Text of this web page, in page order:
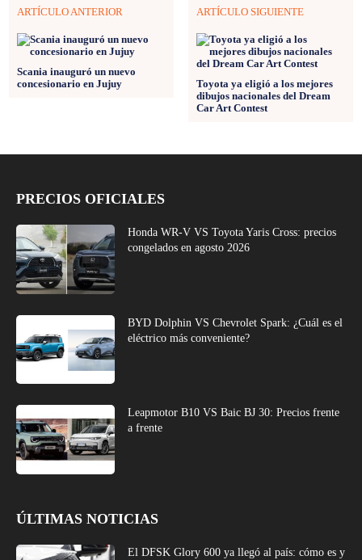
ARTÍCULO ANTERIOR
Scania inauguró un nuevo
concesionario en Jujuy
ARTÍCULO SIGUIENTE
Toyota ya eligió a los mejores
dibujos nacionales del Dream
Car Art Contest
PRECIOS OFICIALES
Honda WR-V VS Toyota Yaris Cross: precios
congelados en agosto 2026
BYD Dolphin VS Chevrolet Spark: ¿Cuál es el
eléctrico más conveniente?
Leapmotor B10 VS Baic BJ 30: Precios frente
a frente
ÚLTIMAS NOTICIAS
El DFSK Glory 600 ya llegó al país: cómo es y